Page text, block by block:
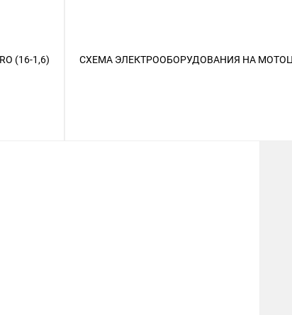
(16-1,6) СХЕМА ЭЛЕКТРООБОРУДОВАНИЯ НА